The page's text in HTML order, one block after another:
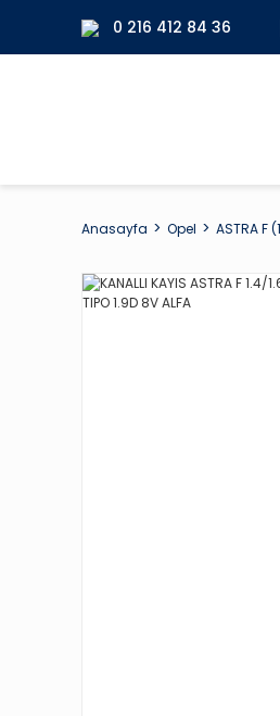
0 216 412 84 36
Anasayfa Opel ASTRA F